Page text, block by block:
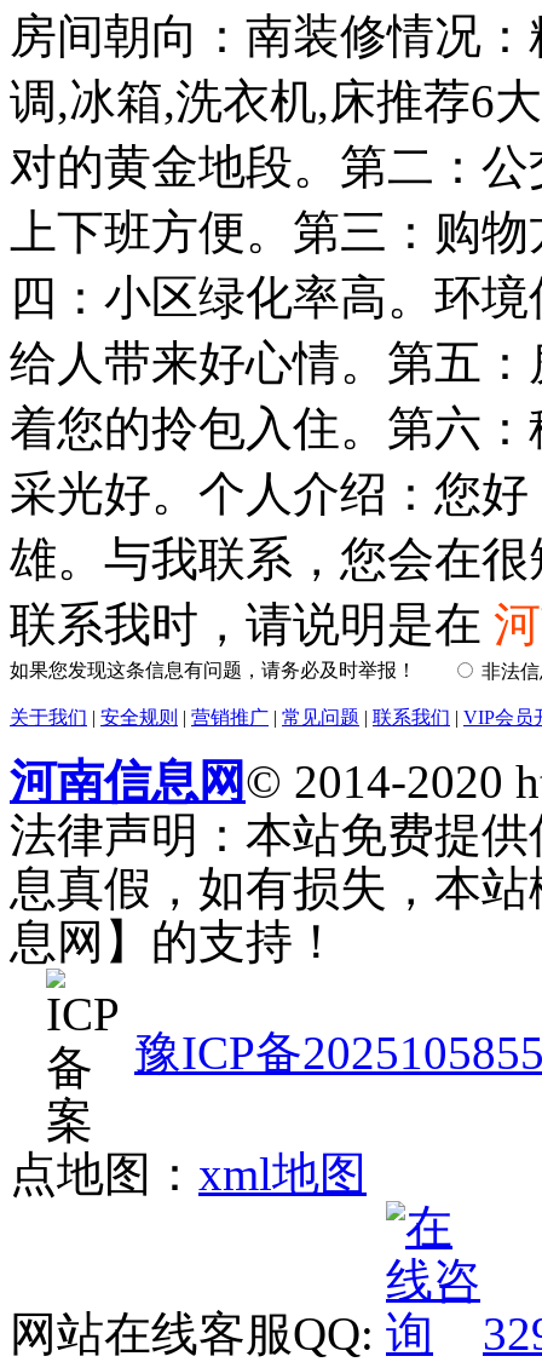
房间朝向：南装修情况
调,冰箱,洗衣机,床推荐6
对的黄金地段。第二：
上下班方便。第三：购
四：小区绿化率高。环
给人带来好心情。第五
着您的拎包入住。第六
采光好。个人介绍：您
雄。与我联系，您会在
联系我时，请说明是在
如果您发现这条信息有问题，请务必及时举报！ 非法
关于我们 | 安全规则 | 营销推广 | 常见问题 | 联系我们 | VIP会员
河南信息网© 2014-2020
法律声明：本站免费提
息真假，如有损失，本
息网】的支持！
豫ICP备
点地图： xml地图
网站在线客服QQ: